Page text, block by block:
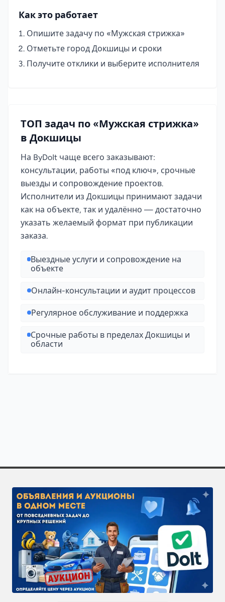
Как это работает
Опишите задачу по «Мужская стрижка»
Отметьте город Докшицы и сроки
Получите отклики и выберите исполнителя
ТОП задач по «Мужская стрижка»
в Докшицы
На ByDoIt чаще всего заказывают:
консультации, работы «под ключ», срочные
выезды и сопровождение проектов.
Исполнители из Докшицы принимают задачи
как на объекте, так и удалённо — достаточно
указать желаемый формат при публикации
заказа.
Выездные услуги и сопровождение на
объекте
Онлайн-консультации и аудит процессов
Регулярное обслуживание и поддержка
Срочные работы в пределах Докшицы и
области